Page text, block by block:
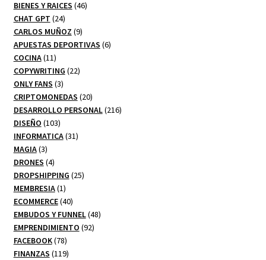
productos
BIENES Y RAICES 4646
CHAT GPT 2424
productos
CARLOS MUÑOZ 99
productos
APUESTAS DEPORTIVAS 66
COCINA 1111
productos
COPYWRITING 2222
ONLY FANS 33
productos
CRIPTOMONEDAS 2020
productos
DESARROLLO PERSONAL 216216
DISEÑO 103103
productos
INFORMATICA 3131
MAGIA 33
productos
DRONES 44
productos
DROPSHIPPING 2525
MEMBRESIA 11
producto
ECOMMERCE 4040
productos
EMBUDOS Y FUNNEL 4848
EMPRENDIMIENTO 9292
FACEBOOK 7878
productos
FINANZAS 119119